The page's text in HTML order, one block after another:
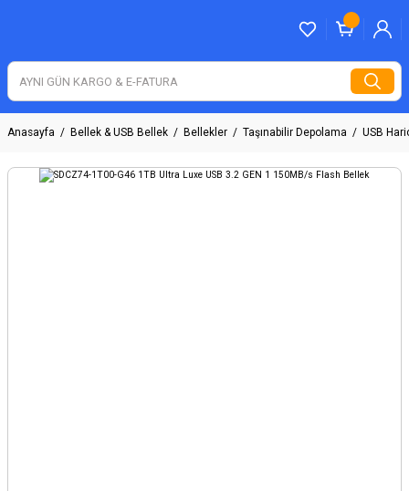
Anasayfa Bellek & USB Bellek Bellekler Taşınabilir Depolama USB